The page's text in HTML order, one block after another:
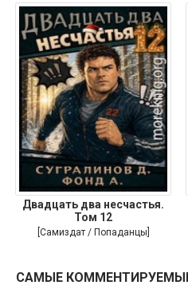
Двадцать два несчастья.
Том 12
[Самиздат / Попаданцы]
САМЫЕ